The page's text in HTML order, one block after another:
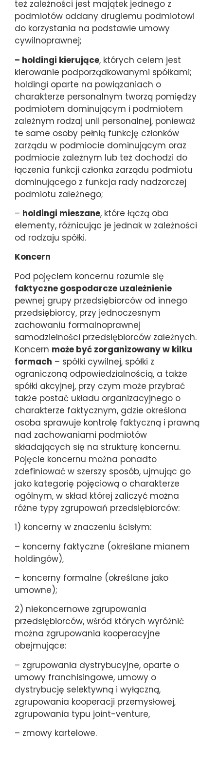
też zależności jest majątek jednego z
podmiotów oddany drugiemu podmiotowi
do korzystania na podstawie umowy
cywilnoprawnej;
– holdingi kierujące, których celem jest
kierowanie podporządkowanymi spółkami;
holdingi oparte na powiązaniach o
charakterze personalnym tworzą pomiędzy
podmiotem dominującym i podmiotem
zależnym rodzaj unii personalnej, ponieważ
te same osoby pełnią funkcję członków
zarządu w podmiocie dominującym oraz
podmiocie zależnym lub też dochodzi do
łączenia funkcji członka zarządu podmiotu
dominującego z funkcja rady nadzorczej
podmiotu zależnego;
– holdingi mieszane, które łączą oba
elementy, różnicując je jednak w zależności
od rodzaju spółki.
Koncern
Pod pojęciem koncernu rozumie się
faktyczne gospodarcze uzależnienie
pewnej grupy przedsiębiorców od innego
przedsiębiorcy, przy jednoczesnym
zachowaniu formalnoprawnej
samodzielności przedsiębiorców zależnych.
Koncern może być zorganizowany w kilku
formach – spółki cywilnej, spółki z
ograniczoną odpowiedzialnością, a także
spółki akcyjnej, przy czym może przybrać
także postać układu organizacyjnego o
charakterze faktycznym, gdzie określona
osoba sprawuje kontrolę faktyczną i prawną
nad zachowaniami podmiotów
składających się na strukturę koncernu.
Pojęcie koncernu można ponadto
zdefiniować w szerszy sposób, ujmując go
jako kategorię pojęciową o charakterze
ogólnym, w skład której zaliczyć można
różne typy zgrupowań przedsiębiorców:
1) koncerny w znaczeniu ścisłym:
– koncerny faktyczne (określane mianem
holdingów),
– koncerny formalne (określane jako
umowne);
2) niekoncernowe zgrupowania
przedsiębiorców, wśród których wyróżnić
można zgrupowania kooperacyjne
obejmujące:
– zgrupowania dystrybucyjne, oparte o
umowy franchisingowe, umowy o
dystrybucję selektywną i wyłączną,
zgrupowania kooperacji przemysłowej,
zgrupowania typu joint-venture,
– zmowy kartelowe.